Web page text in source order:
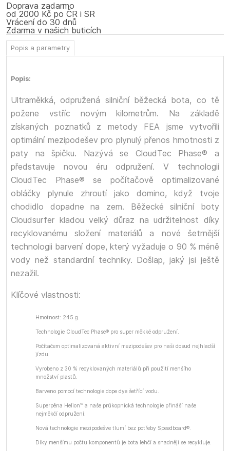
Doprava zadarmo
od 2000 Kč po ČR i SR
Vrácení do 30 dnů
Zdarma v našich buticích
Popis a parametry
Popis:
Ultraměkká, odpružená silniční běžecká bota, co tě
požene vstříc novým kilometrům. Na základě
získaných poznatků z metody FEA jsme vytvořili
optimální mezipodešev pro plynulý přenos hmotnosti z
paty na špičku. Nazývá se CloudTec Phase® a
představuje novou éru odpružení. V technologii
CloudTec Phase® se počítačově optimalizované
obláčky plynule zhroutí jako domino, když tvoje
chodidlo dopadne na zem. Běžecké silniční boty
Cloudsurfer kladou velký důraz na udržitelnost díky
recyklovanému složení materiálů a nové šetrnější
technologii barvení dope, který vyžaduje o 90 % méně
vody než standardní techniky. Došlap, jaký jsi ještě
nezažil.
Klíčové vlastnosti:
Hmotnost: 245 g.
Technologie CloudTec Phase® pro super měkké odpružení.
Počítačem optimalizovaná aktivní mezipodešev pro naši dosud nejhladší
jízdu.
Vyrobeno z 30 % recyklovaných materiálů při použití menšího
množství plastů.
Barveno pomocí technologie dope dye šetřící vodu.
Superpěna Helion™ a naše průkopnická technologie přináší naše
nejměkčí odpružení.
Nová technologie mezipodešve tlumí bez potřeby Speedboard®.
Díky menšímu počtu komponentů je bota lehčí a snadněji se recykluje.